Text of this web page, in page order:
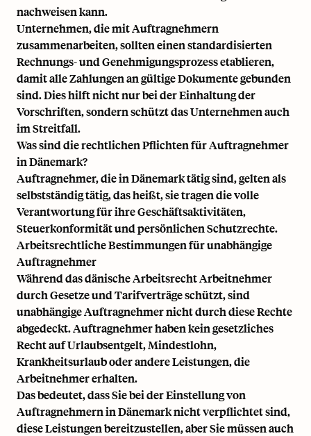
nachweisen kann.
Unternehmen, die mit Auftragnehmern
zusammenarbeiten, sollten einen standardisierten
Rechnungs- und Genehmigungsprozess etablieren,
damit alle Zahlungen an gültige Dokumente gebunden
sind. Dies hilft nicht nur bei der Einhaltung der
Vorschriften, sondern schützt das Unternehmen auch
im Streitfall.
Was sind die rechtlichen Pflichten für Auftragnehmer
in Dänemark?
Auftragnehmer, die in Dänemark tätig sind, gelten als
selbstständig tätig, das heißt, sie tragen die volle
Verantwortung für ihre Geschäftsaktivitäten,
Steuerkonformität und persönlichen Schutzrechte.
Arbeitsrechtliche Bestimmungen für unabhängige
Auftragnehmer
Während das dänische Arbeitsrecht Arbeitnehmer
durch Gesetze und Tarifverträge schützt, sind
unabhängige Auftragnehmer nicht durch diese Rechte
abgedeckt. Auftragnehmer haben kein gesetzliches
Recht auf Urlaubsentgelt, Mindestlohn,
Krankheitsurlaub oder andere Leistungen, die
Arbeitnehmer erhalten.
Das bedeutet, dass Sie bei der Einstellung von
Auftragnehmern in Dänemark nicht verpflichtet sind,
diese Leistungen bereitzustellen, aber Sie müssen auch